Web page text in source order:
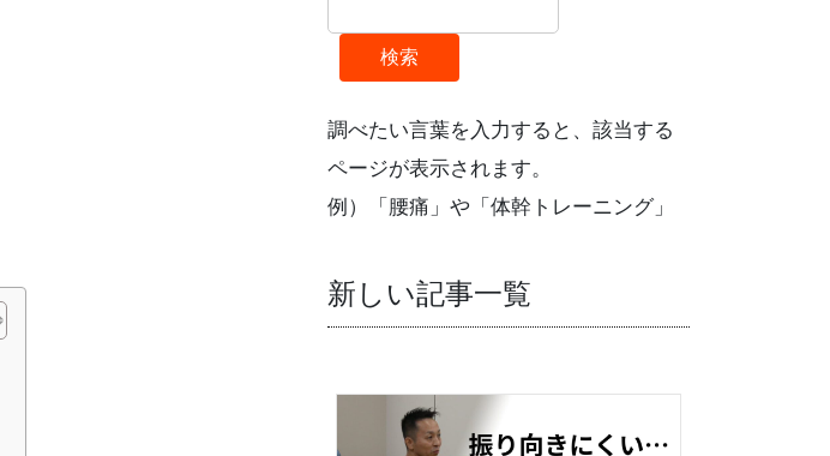
検索
調べたい言葉を入力すると、該当する
ページが表示されます。
例）「腰痛」や「体幹トレーニング」
新しい記事一覧